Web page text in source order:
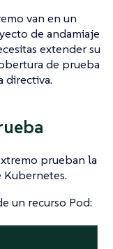
van en un
de andamiaje
extender su
de prueba
directiva.
prueban la
Kubernetes.
un recurso Pod: